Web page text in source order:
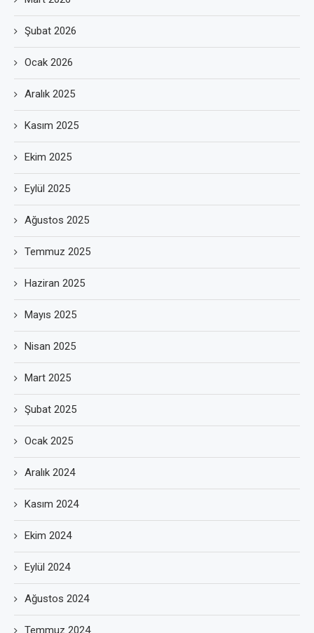
Şubat 2026
Ocak 2026
Aralık 2025
Kasım 2025
Ekim 2025
Eylül 2025
Ağustos 2025
Temmuz 2025
Haziran 2025
Mayıs 2025
Nisan 2025
Mart 2025
Şubat 2025
Ocak 2025
Aralık 2024
Kasım 2024
Ekim 2024
Eylül 2024
Ağustos 2024
Temmuz 2024